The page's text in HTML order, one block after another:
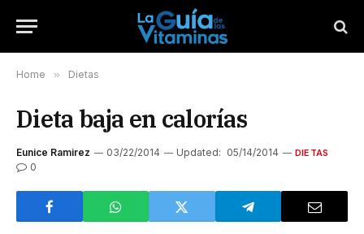
Home » Dietas
Dieta baja en calorías
Eunice Ramirez 03/22/2014 Updated: 05/14/2014 DIETAS
0